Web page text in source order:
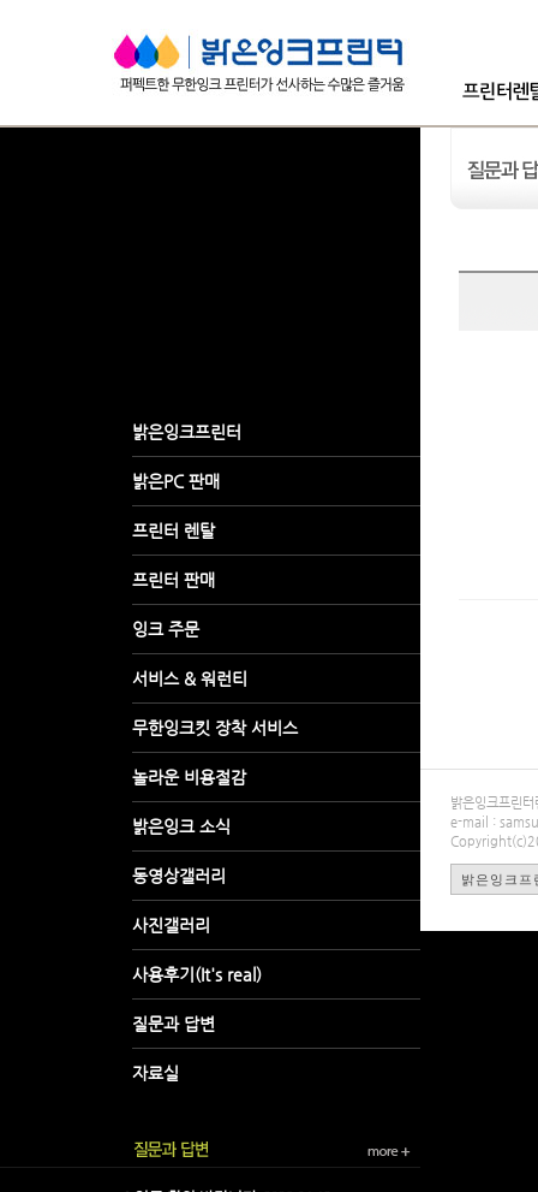
밝은잉크프
e-mail :
밝은잉크프